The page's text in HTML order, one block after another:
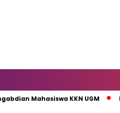
KKN UGM KPK